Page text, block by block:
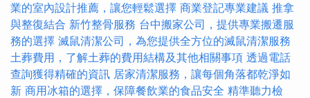
業的室內設計推薦，讓您輕鬆選擇 商業登記專業建議 推拿
與整復結合 新竹整骨服務 台中搬家公司，提供專業搬遷服
務的選擇 滅鼠清潔公司，為您提供全方位的滅鼠清潔服務
土葬費用，了解土葬的費用結構及其他相關事項 透過電話
查詢獲得精確的資訊 居家清潔服務，讓每個角落都乾淨如
新 商用冰箱的選擇，保障餐飲業的食品安全 精準聽力檢